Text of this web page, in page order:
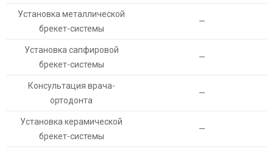
Установка металлической
брекет-системы
—
Установка сапфировой
брекет-системы
—
Консультация врача-
ортодонта
—
Установка керамической
брекет-системы
—